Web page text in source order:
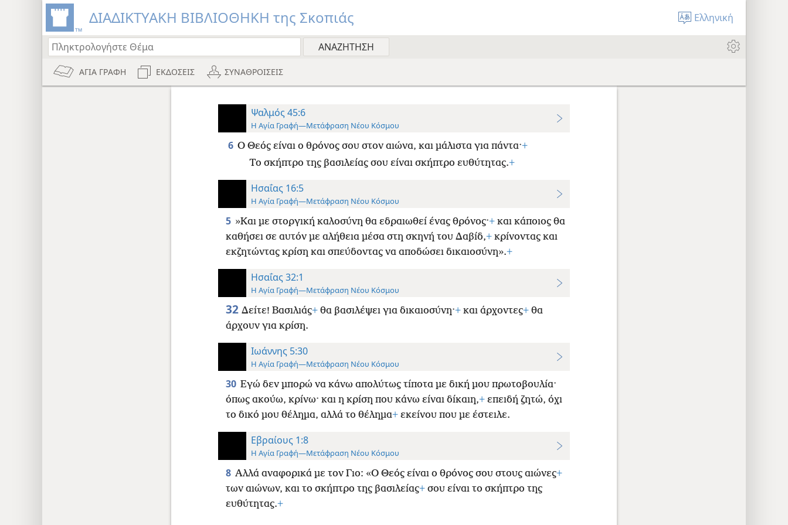
ΔΙΑΔΙΚΤΥΑΚΗ ΒΙΒΛΙΟΘΗΚΗ της Σκοπιάς Ελληνική
ΑΓΙΑ ΓΡΑΦΗ ΕΚΔΟΣΕΙΣ ΣΥΝΑΘΡΟΙΣΕΙΣ
Ψαλμός 45:6
Η Αγία Γραφή—Μετάφραση Νέου Κόσμου
6 Ο Θεός είναι ο θρόνος σου στον αιώνα, και μάλιστα για πάντα·+
Το σκήπτρο της βασιλείας σου είναι σκήπτρο ευθύτητας.+
Ησαΐας 16:5
Η Αγία Γραφή—Μετάφραση Νέου Κόσμου
5 »Και με στοργική καλοσύνη θα εδραιωθεί ένας θρόνος·+και κάποιος θα
καθήσει σε αυτόν με αλήθεια μέσα στη σκηνή του Δαβίδ,+κρίνοντας και
εκζητώντας κρίση και σπεύδοντας να αποδώσει δικαιοσύνη».+
Ησαΐας 32:1
Η Αγία Γραφή—Μετάφραση Νέου Κόσμου
32 Δείτε! Βασιλιάς+θα βασιλέψει για δικαιοσύνη·+και άρχοντες+θα
άρχουν για κρίση.
Ιωάννης 5:30
Η Αγία Γραφή—Μετάφραση Νέου Κόσμου
30 Εγώ δεν μπορώ να κάνω απολύτως τίποτα με δική μου πρωτοβουλία·
όπως ακούω, κρίνω· και η κρίση που κάνω είναι δίκαιη,+επειδή ζητώ, όχι
το δικό μου θέλημα, αλλά το θέλημα+εκείνου που με έστειλε.
Εβραίους 1:8
Η Αγία Γραφή—Μετάφραση Νέου Κόσμου
8 Αλλά αναφορικά με τον Γιο: «Ο Θεός είναι ο θρόνος σου στους αιώνες+
των αιώνων, και το σκήπτρο της βασιλείας+σου είναι το σκήπτρο της
ευθύτητας.+